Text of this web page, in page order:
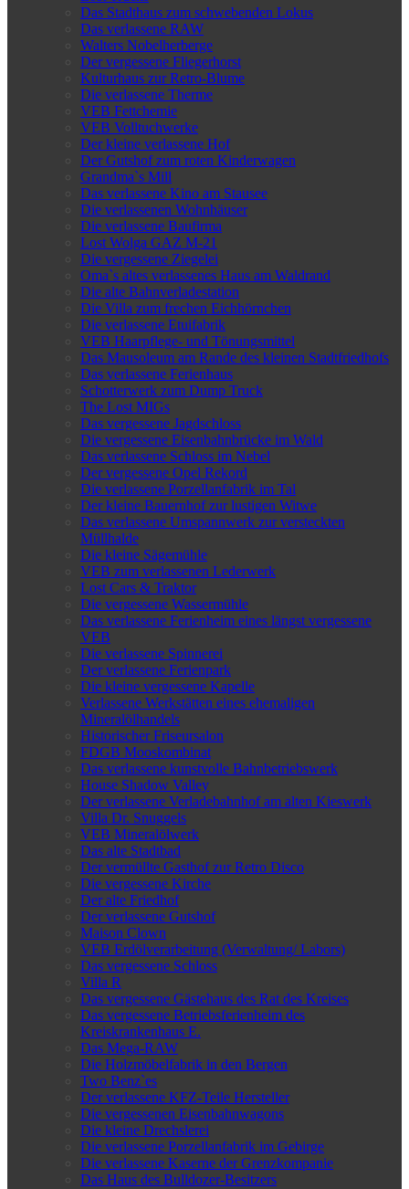
Das Stadthaus zum schwebenden Lokus
Das verlassene RAW
Walters Nobelherberge
Der vergessene Fliegerhorst
Kulturhaus zur Retro-Blume
Die verlassene Therme
VEB Fettchemie
VEB Volltuchwerke
Der kleine verlassene Hof
Der Gutshof zum roten Kinderwagen
Grandma`s Mill
Das verlassene Kino am Stausee
Die verlassenen Wohnhäuser
Die verlassene Baufirma
Lost Wolga GAZ M-21
Die vergessene Ziegelei
Oma`s altes verlassenes Haus am Waldrand
Die alte Bahnverladestation
Die Villa zum frechen Eichhörnchen
Die verlassene Etuifabrik
VEB Haarpflege- und Tönungsmittel
Das Mausoleum am Rande des kleinen Stadtfriedhofs
Das verlassene Ferienhaus
Schotterwerk zum Dump Truck
The Lost MIGs
Das vergessene Jagdschloss
Die vergessene Eisenbahnbrücke im Wald
Das verlassene Schloss im Nebel
Der vergessene Opel Rekord
Die verlassene Porzellanfabrik im Tal
Der kleine Bauernhof zur lustigen Witwe
Das verlassene Umspannwerk zur versteckten
Müllhalde
Die kleine Sägemühle
VEB zum verlassenen Lederwerk
Lost Cars & Traktor
Die vergessene Wassermühle
Das verlassene Ferienheim eines längst vergessene
VEB
Die verlassene Spinnerei
Der verlassene Ferienpark
Die kleine vergessene Kapelle
Verlassene Werkstätten eines ehemaligen
Mineralölhandels
Historischer Friseursalon
FDGB Mooskombinat
Das verlassene kunstvolle Bahnbetriebswerk
House Shadow Valley
Der verlassene Verladebahnhof am alten Kieswerk
Villa Dr. Snuggels
VEB Mineralölwerk
Das alte Stadtbad
Der vermüllte Gasthof zur Retro Disco
Die vergessene Kirche
Der alte Friedhof
Der verlassene Gutshof
Maison Clown
VEB Erdölverarbeitung (Verwaltung/ Labors)
Das vergessene Schloss
Villa R
Das vergessene Gästehaus des Rat des Kreises
Das vergessene Betriebsferienheim des
Kreiskrankenhaus E.
Das Mega-RAW
Die Holzmöbelfabrik in den Bergen
Two Benz`es
Der verlassene KFZ-Teile Hersteller
Die vergessenen Eisenbahnwagons
Die kleine Drechslerei
Die verlassene Porzellanfabrik im Gebirge
Die verlassene Kaserne der Grenzkompanie
Das Haus des Bulldozer-Besitzers